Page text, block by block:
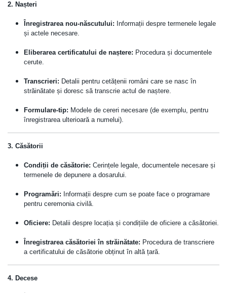
2. Nașteri
Înregistrarea nou-născutului: Informații despre termenele legale
și actele necesare.
Eliberarea certificatului de naștere: Procedura și documentele
cerute.
Transcrieri: Detalii pentru cetățenii români care se nasc în
străinătate și doresc să transcrie actul de naștere.
Formulare-tip: Modele de cereri necesare (de exemplu, pentru
înregistrarea ulterioară a numelui).
3. Căsătorii
Condiții de căsătorie: Cerințele legale, documentele necesare și
termenele de depunere a dosarului.
Programări: Informații despre cum se poate face o programare
pentru ceremonia civilă.
Oficiere: Detalii despre locația și condițiile de oficiere a căsătoriei.
Înregistrarea căsătoriei în străinătate: Procedura de transcriere
a certificatului de căsătorie obținut în altă țară.
4. Decese